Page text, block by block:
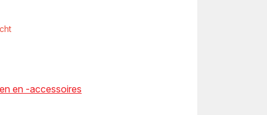
en -accessoires